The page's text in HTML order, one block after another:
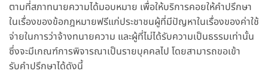
ตามที่สภาทนายความได้มอบหมาย เพื่อให้บริการคอยให้คำปรึกษา
ในเรื่องของข้อกฎหมายฟรีแก่ประชาชนผู้ที่มีปัญหาในเรื่องของค่าใช้
จ่ายในการว่าจ้างทนายความ และผู้ที่ไม่ได้รับความเป็นธรรมเท่านั้น
ซึ่งจะมีเกณฑ์การพิจารณาเป็นรายบุคคลไป โดยสามารถขอเข้า
รับคำปรึกษาได้ดังนี้